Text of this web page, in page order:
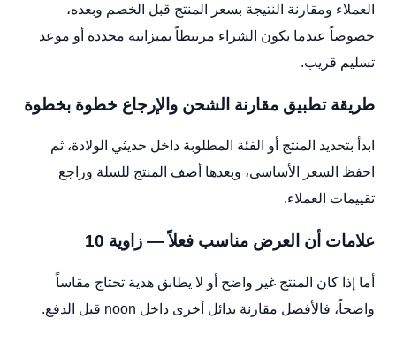
العملاء ومقارنة النتيجة بسعر المنتج قبل الخصم وبعده،
خصوصاً عندما يكون الشراء مرتبطاً بميزانية محددة أو موعد
تسليم قريب.
طريقة تطبيق مقارنة الشحن والإرجاع خطوة بخطوة
ابدأ بتحديد المنتج أو الفئة المطلوبة داخل حديثي الولادة، ثم
احفظ السعر الأساسى، وبعدها أضف المنتج للسلة وراجع
تقييمات العملاء.
علامات أن العرض مناسب فعلاً — زاوية 10
أما إذا كان المنتج غير واضح أو لا يطابق هدية تحتاج مقاساً
واضحاً، فالأفضل مقارنة بدائل أخرى داخل noon قبل الدفع.